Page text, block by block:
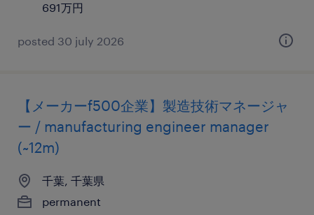
691万円
posted 30 july 2026
【メーカーf500企業】製造技術マネージャ
ー / manufacturing engineer manager
(~12m)
千葉, 千葉県
permanent